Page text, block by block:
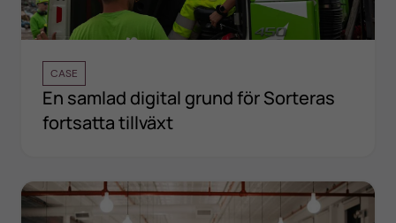
CASE
En samlad digital grund för Sorteras
fortsatta tillväxt